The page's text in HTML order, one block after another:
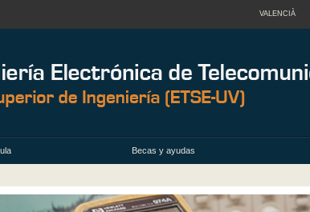
VALENCIÀ
Becas y ayudas